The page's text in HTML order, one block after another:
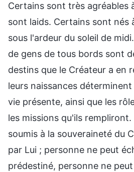
Certains sont très agréables
sont laids. Certains sont nés
sous l'ardeur du soleil de
de gens de tous bords sont
destins que le Créateur a en
leurs naissances
vie présente, ainsi que les
les missions qu'ils
soumis à la souveraineté du
par Lui ; personne ne peut
prédestiné, personne ne